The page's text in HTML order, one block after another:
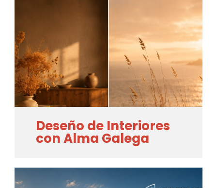
Deseño de Interiores
con Alma Galega